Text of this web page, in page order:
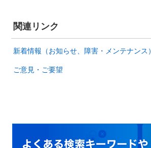
関連リンク
新着情報（お知らせ、障害・メンテナンス）
ご意見・ご要望